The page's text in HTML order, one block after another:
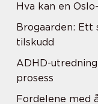
Hva kan en
Brogaarden: Ett
tilskudd
ADHD-
prosess
Fordelene med